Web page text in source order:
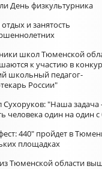
День физкультурника
и занятость
школ Тюменской
к участию в
школьный педагог-
России"
Сухоруков: "Наша
человека один на один
440" пройдет в
площадках
Тюменской области